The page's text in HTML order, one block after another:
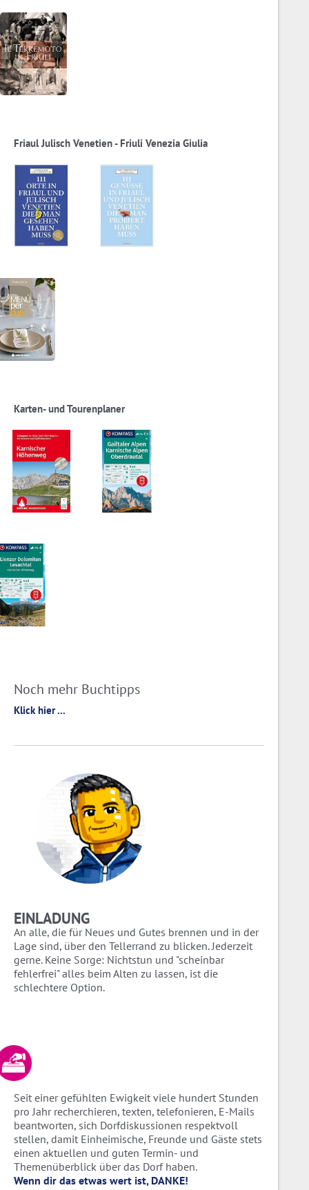
Friaul Julisch Venetien - Friuli Venezia Giulia
Karten- und Tourenplaner
Noch mehr Buchtipps
Klick hier ...
EINLADUNG
An alle, die für Neues und Gutes brennen und in der
Lage sind, über den Tellerrand zu blicken. Jederzeit
gerne. Keine Sorge: Nichtstun und "scheinbar
fehlerfrei" alles beim Alten zu lassen, ist die
schlechtere Option.
Seit einer gefühlten Ewigkeit viele hundert Stunden
pro Jahr recherchieren, texten, telefonieren, E-Mails
beantworten, sich Dorfdiskussionen respektvoll
stellen, damit Einheimische, Freunde und Gäste stets
einen aktuellen und guten Termin- und
Themenüberblick über das Dorf haben.
Wenn dir das etwas wert ist, DANKE!